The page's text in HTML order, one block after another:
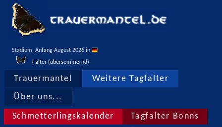
Stadium, Anfang August 2026 in
Falter (übersommernd)
Trauermantel Weitere Tagfalter
Über uns...
Schmetterlingskalender Tagfalter Bonns